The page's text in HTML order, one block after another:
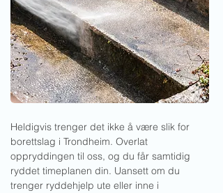
Heldigvis trenger det ikke å være slik for
borettslag i Trondheim. Overlat
oppryddingen til oss, og du får samtidig
ryddet timeplanen din. Uansett om du
trenger ryddehjelp ute eller inne i